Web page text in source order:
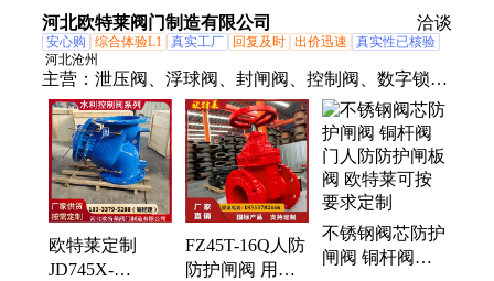
门
尘治理净化装置
河北欧特莱阀门制造有限公司 洽谈
安心购 综合体验L1 真实工厂 回复及时 出价迅速
真实性已核验
河北沧州
主营： 泄压阀、浮球阀、封闸阀、控制阀、数字锁、
电磁阀、定比例、持压阀、伞齿轮、平衡阀、启闭
阀、逆止阀、过滤器、排泥阀、排气阀、减压阀、防
爆波、双法兰、止回阀、200x先导、500x泄压、法兰
闸阀、回水自动、国标闸阀、丝扣闸阀
欧特莱定制
JD745X-
FZ45T-16Q人防
防护闸阀 用于
不锈钢阀芯防护
闸阀 铜杆阀门